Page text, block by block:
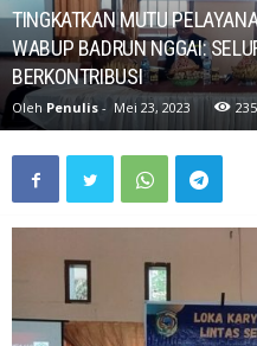
TINGKATKAN MUTU
WABUP BADRUN NGGAI:
BERKONTRIBUSI
Oleh Penulis - Mei 23, 2023 235